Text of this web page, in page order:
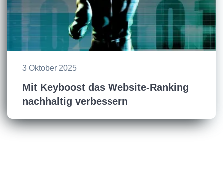
3 Oktober 2025
Mit Keyboost das Website-Ranking
nachhaltig verbessern